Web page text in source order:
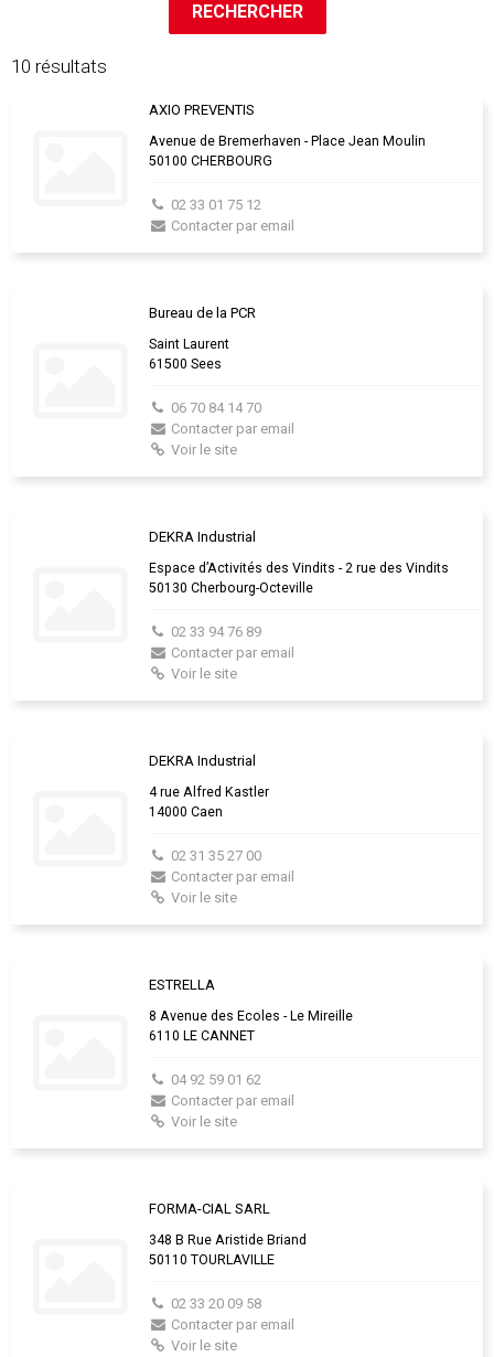
10 résultats
AXIO PREVENTIS
Avenue de Bremerhaven - Place Jean Moulin
50100 CHERBOURG
02 33 01 75 12
Contacter par email
Bureau de la PCR
Saint Laurent
61500 Sees
06 70 84 14 70
Contacter par email
Voir le site
DEKRA Industrial
Espace d’Activités des Vindits - 2 rue des Vindits
50130 Cherbourg-Octeville
02 33 94 76 89
Contacter par email
Voir le site
DEKRA Industrial
4 rue Alfred Kastler
14000 Caen
02 31 35 27 00
Contacter par email
Voir le site
ESTRELLA
8 Avenue des Ecoles - Le Mireille
6110 LE CANNET
04 92 59 01 62
Contacter par email
Voir le site
FORMA-CIAL SARL
348 B Rue Aristide Briand
50110 TOURLAVILLE
02 33 20 09 58
Contacter par email
Voir le site